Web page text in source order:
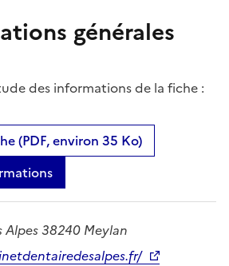
générales
des informations de la fiche :
(PDF, environ 35 Ko)
Alpes 38240 Meylan